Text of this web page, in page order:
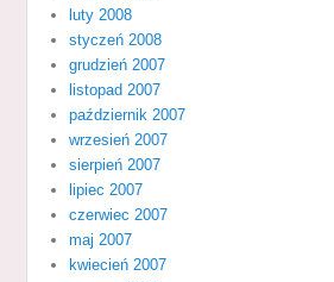
luty 2008
styczeń 2008
grudzień 2007
listopad 2007
październik 2007
wrzesień 2007
sierpień 2007
lipiec 2007
czerwiec 2007
maj 2007
kwiecień 2007